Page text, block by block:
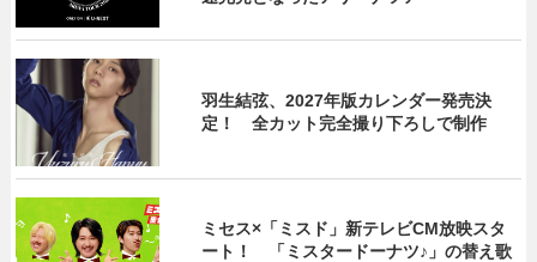
羽生結弦、2027年版カレンダー発売決
定！ 全カット完全撮り下ろしで制作
ミセス×「ミスド」新テレビCM放映スタ
ート！ 「ミスタードーナツ♪」の替え歌